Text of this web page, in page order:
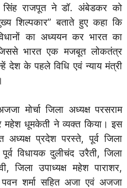
सिंह राजपूत ने डॉ. अंबेडकर को
शिल्पकार” बताते हुए कहा कि
का अध्ययन कर भारत का
भारत एक मजबूत लोकतंत्र
देश के पहले विधि एवं न्याय मंत्री
मोर्चा जिला अध्यक्ष परसराम
महेश धूमकेती ने व्यक्त किया। इस
प्रदेश परस्ते, पूर्व जिला
विधायक दुलीचंद उरैती, जिला
जिला उपाध्यक्ष महेश पाराशर,
शर्मा सहित अजा एवं अजजा